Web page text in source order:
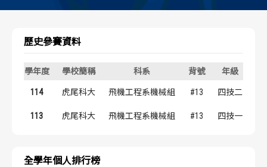
歷屆冠軍
歷屆個人獎得主
歷屆冠軍
歷屆個人獎得主
歷史參賽資料
學年度 學校簡稱 科系 背號 年級
114 虎尾科大 飛機工程系機械組 #13 四技二
113 虎尾科大 飛機工程系機械組 #13 四技一
全學年個人排行榜